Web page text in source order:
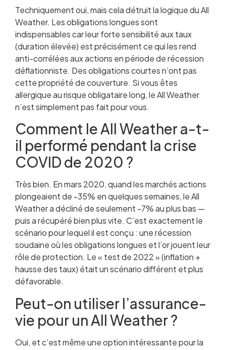
Techniquement oui, mais cela détruit la logique du All
Weather. Les obligations longues sont
indispensables car leur forte sensibilité aux taux
(duration élevée) est précisément ce qui les rend
anti-corrélées aux actions en période de récession
déflationniste. Des obligations courtes n’ont pas
cette propriété de couverture. Si vous êtes
allergique au risque obligataire long, le All Weather
n’est simplement pas fait pour vous.
Comment le All Weather a-t-
il performé pendant la crise
COVID de 2020 ?
Très bien. En mars 2020, quand les marchés actions
plongeaient de -35% en quelques semaines, le All
Weather a décliné de seulement -7% au plus bas —
puis a récupéré bien plus vite. C’est exactement le
scénario pour lequel il est conçu : une récession
soudaine où les obligations longues et l’or jouent leur
rôle de protection. Le « test de 2022 » (inflation +
hausse des taux) était un scénario différent et plus
défavorable.
Peut-on utiliser l’assurance-
vie pour un All Weather ?
Oui, et c’est même une option intéressante pour la